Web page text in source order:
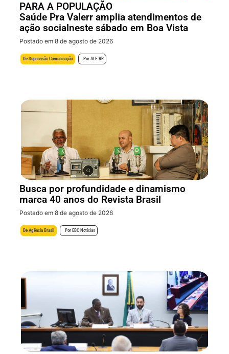
PARA A POPULAÇÃO
Saúde Pra Valerr amplia atendimentos de
ação socialneste sábado em Boa Vista
Postado em 8 de agosto de 2026
De Supervisão Comunicação Por ALE-RR
Busca por profundidade e dinamismo
marca 40 anos do Revista Brasil
Postado em 8 de agosto de 2026
De Agência Brasil Por EBC Notícias